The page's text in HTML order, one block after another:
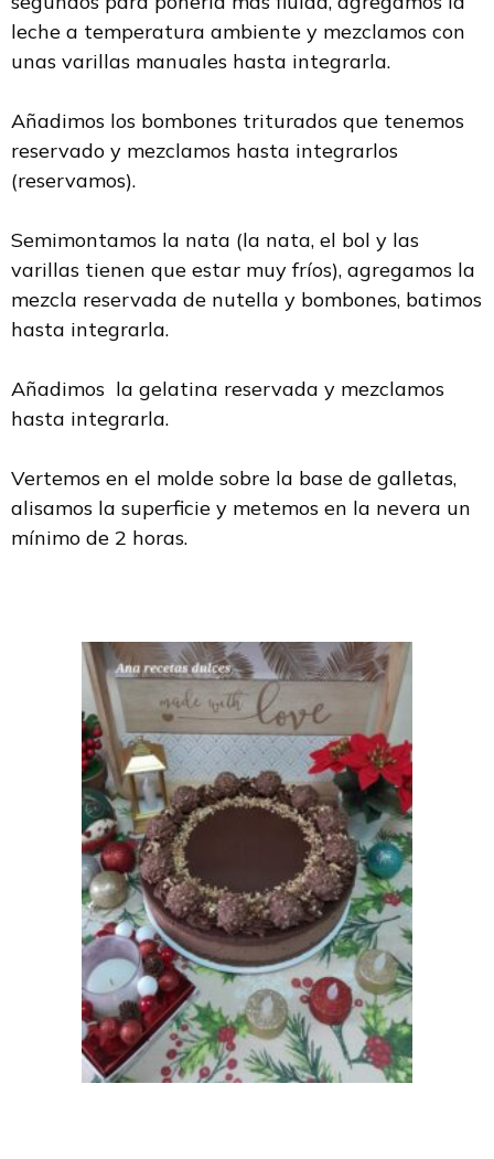
leche a temperatura ambiente y mezclamos con
unas varillas manuales hasta integrarla.
Añadimos los bombones triturados que tenemos
reservado y mezclamos hasta integrarlos
(reservamos).
Semimontamos la nata (la nata, el bol y las
varillas tienen que estar muy fríos), agregamos la
mezcla reservada de nutella y bombones, batimos
hasta integrarla.
Añadimos la gelatina reservada y mezclamos
hasta integrarla.
Vertemos en el molde sobre la base de galletas,
alisamos la superficie y metemos en la nevera un
mínimo de 2 horas.